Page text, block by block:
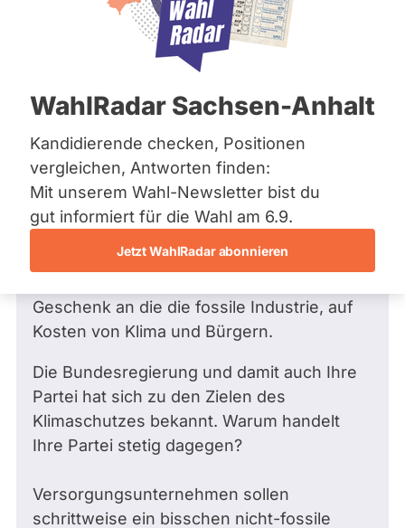
Bremen
Hamburg
Mecklenburg-Vorpommern
Nordrhein-Westfalen
Saarland
Sachsen
Sachsen-Anhalt
Sachsen-Anhalt
Schleswig-Holstein
Thüringen
Archiv
Über uns
WahlRadar Sachsen-Anhalt
Kandidierende checken, Positionen
vergleichen, Antworten finden:
Mit unserem Wahl-Newsletter bist du
gut informiert für die Wahl am 6.9.
Jetzt WahlRadar abonnieren
15.05.2026
Wie verhalten Sie sich zum Rollback im
Klimaschutz?
Sehr geehrter Herr Krieger,
neu eingebaute Heizungen sollten künftig
mindestens 65 % erneuerbare Energien
einsetzen. Das Gesetz wurde gestern vom
Kabinett gekippt, das neue
Geschenk an die die fossile Industrie, auf
Kosten von Klima und Bürgern.
Die Bundesregierung und damit auch Ihre
Partei hat sich zu den Zielen des
Klimaschutzes bekannt. Warum handelt
Ihre Partei stetig dagegen?
Versorgungsunternehmen sollen
schrittweise ein bisschen nicht-fossile